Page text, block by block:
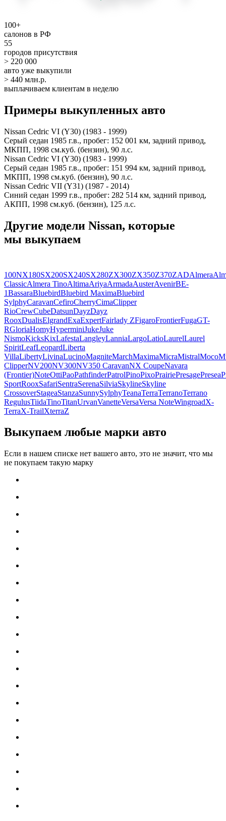
100+
салонов в РФ
55
городов присутствия
> 220 000
авто уже выкупили
> 440 млн.р.
выплачиваем клиентам в неделю
Примеры выкупленных авто
Nissan Cedric VI (Y30) (1983 - 1999)
Серый седан 1985 г.в., пробег: 152 001 км, задний привод,
МКПП, 1998 см.куб. (бензин), 90 л.с.
Nissan Cedric VI (Y30) (1983 - 1999)
Серый седан 1985 г.в., пробег: 151 994 км, задний привод,
МКПП, 1998 см.куб. (бензин), 90 л.с.
Nissan Cedric VII (Y31) (1987 - 2014)
Синий седан 1999 г.в., пробег: 282 514 км, задний привод,
АКПП, 1998 см.куб. (бензин), 125 л.с.
Другие модели Nissan, которые
мы выкупаем
100NX180SX200SX240SX280ZX300ZX350Z370ZADAlmera
ClassicAlmera TinoAltimaAriyaArmadaAusterAvenirBE-
1BassaraBluebirdBluebird MaximaBluebird
SylphyCaravanCefiroCherryCimaClipper
RioCrewCubeDatsunDayzDayz
RooxDualisElgrandExaExpertFairlady ZFigaroFrontierFugaGT-
RGloriaHomyHyperminiJukeJuke
NismoKicksKixLafestaLangleyLanniaLargoLatioLaurelLaurel
SpiritLeafLeopardLiberta
VillaLibertyLivinaLucinoMagniteMarchMaximaMicraMistralMoco
ClipperNV200NV300NV350 CaravanNX CoupeNavara
(Frontier)NoteOttiPaoPathfinderPatrolPinoPixoPrairiePresagePresea
SportRooxSafariSentraSerenaSilviaSkylineSkyline
CrossoverStageaStanzaSunnySylphyTeanaTerraTerranoTerrano
RegulusTiidaTinoTitanUrvanVanetteVersaVersa NoteWingroadX-
TerraX-TrailXterraZ
Выкупаем любые марки авто
Если в нашем списке нет вашего авто, это не значит, что мы
не покупаем такую марку